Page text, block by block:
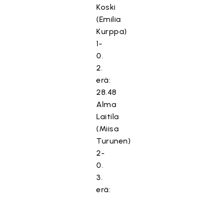
Koski
(Emilia
Kurppa)
1-
0.
2.
erä:
28.48
Alma
Laitila
(Miisa
Turunen)
2-
0.
3.
erä: